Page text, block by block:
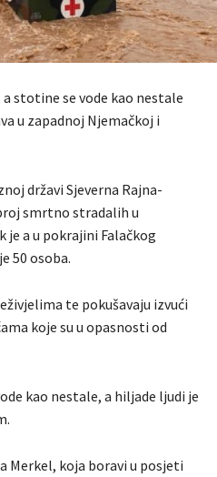
stotine se vode kao nestale
u zapadnoj Njemačkoj i
državi Sjeverna Rajna-
smrtno stradalih u
je a u pokrajini Falačkog
50 osoba.
te pokušavaju izvući
koje su u opasnosti od
kao nestale, a hiljade ljudi je
Merkel, koja boravi u posjeti